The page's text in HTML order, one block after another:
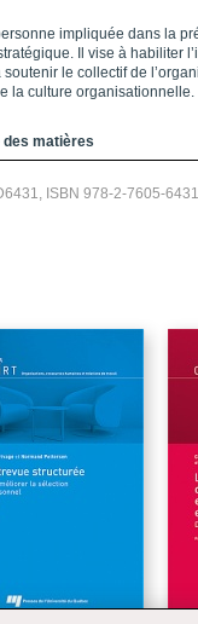
impliquée dans la
Il vise à habiliter
le collectif de
la culture organisationnelle.
des matières
ISBN 978-2-7605-